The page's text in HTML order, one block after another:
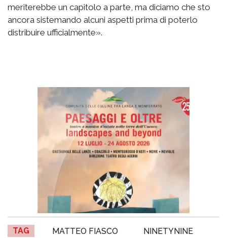
meriterebbe un capitolo a parte, ma diciamo che sto
ancora sistemando alcuni aspetti prima di poterlo
distribuire ufficialmente».
TAG MATTEO FIASCO
NINETYNINE